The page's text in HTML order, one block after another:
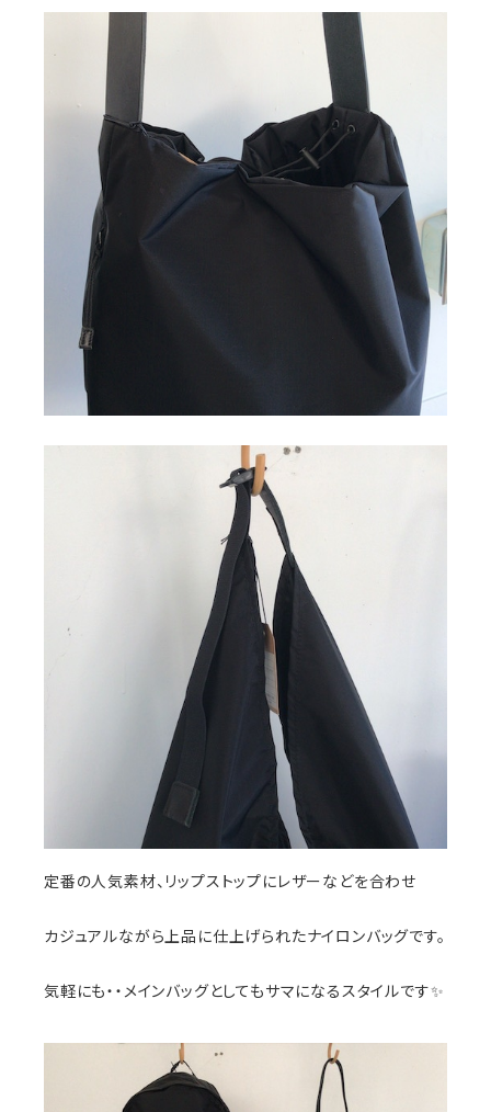
定番の人気素材、リップストップにレザーなどを合わせ
カジュアルながら上品に仕上げられたナイロンバッグです。
気軽にも・・メインバッグとしてもサマになるスタイルです✨